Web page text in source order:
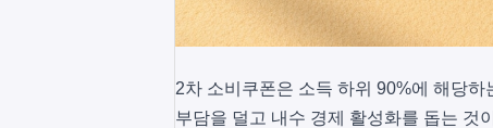
2차 소비쿠폰은 소득 하위 90%에 해당
부담을 덜고 내수 경제 활성화를 돕는 것